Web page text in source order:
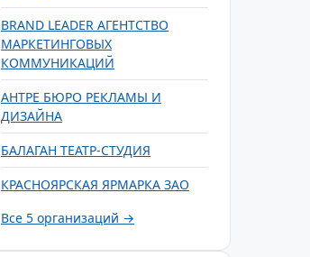
BRAND LEADER АГЕНТСТВО
МАРКЕТИНГОВЫХ
КОММУНИКАЦИЙ
АНТРЕ БЮРО РЕКЛАМЫ И
ДИЗАЙНА
БАЛАГАН ТЕАТР-СТУДИЯ
КРАСНОЯРСКАЯ ЯРМАРКА ЗАО
Все 5 организаций →